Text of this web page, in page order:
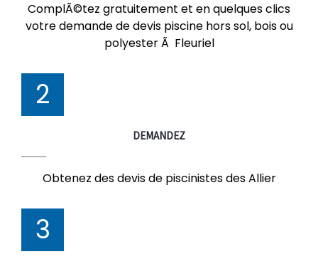
ComplÃ©tez gratuitement et en quelques clics
votre demande de devis piscine hors sol, bois ou
polyester Ã Fleuriel
2
DEMANDEZ
Obtenez des devis de piscinistes des Allier
3